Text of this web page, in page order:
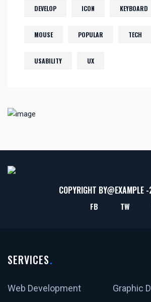
DEVELOP ICON KEYBOARD
MOUSE POPULAR TECH
USABILITY UX
COPYRIGHT BY@EXAMPLE-
FB TW
SERVICES
Web Development
Graphic